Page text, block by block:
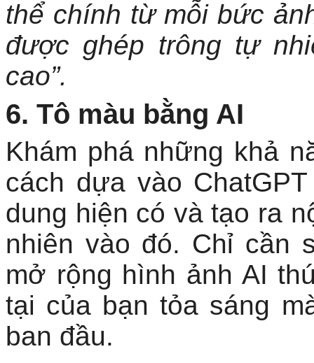
thể chính từ mỗi bức
được ghép trông tự
cao”.
6. Tô màu bằng AI
Khám phá những khả
cách dựa vào
dung hiện có và tạo ra
nhiên vào đó. Chỉ cần
mở rộng hình ảnh AI
tại của bạn tỏa sáng
ban đầu.